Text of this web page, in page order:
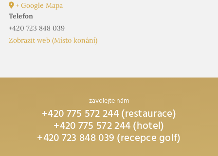
+ Google Mapa
Telefon
+420 723 848 039
Zobrazit web (Místo konání)
zavolejte nám
+420 775 572 244 (restaurace)
+420 775 572 244 (hotel)
+420 723 848 039 (recepce golf)